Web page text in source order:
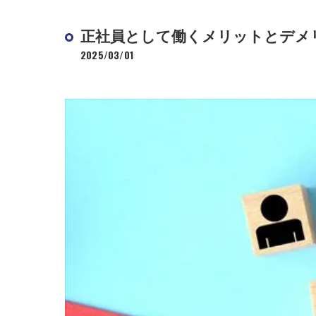
正社員として働くメリットとデメ
2025/03/01